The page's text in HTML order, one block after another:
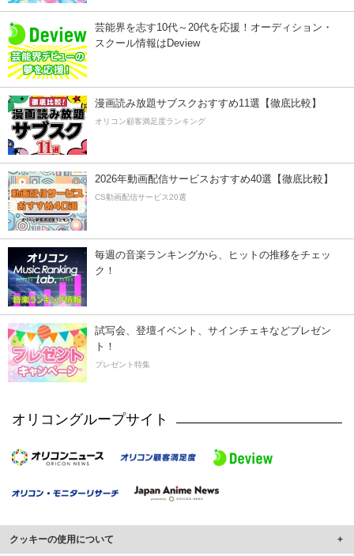
芸能界を志す10代～20代を応援！オーディション・
スクール情報はDeview
漫画読み放題サブスクおすすめ11選【徹底比較】
オリコン顧客満足度ランキング
2026年動画配信サービスおすすめ40選【徹底比較】
CS動画配信サービス20選
毎週の音楽ランキングから、ヒットの推移をチェッ
ク！
試写会、登壇イベント、サインチェキなどプレゼン
ト！
プレゼント特集
オリコングループサイト
クッキーの使用について